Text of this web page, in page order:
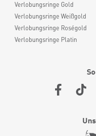
Verlobungsringe Gold
Verlobungsringe Weißgold
Verlobungsringe Roségold
Verlobungsringe Platin